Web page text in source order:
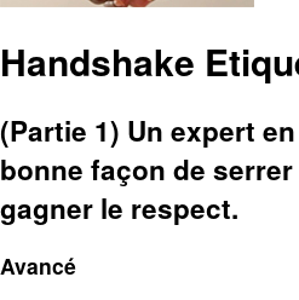
Handshake
(Partie 1) Un expert
bonne façon de
gagner le respect.
Avancé